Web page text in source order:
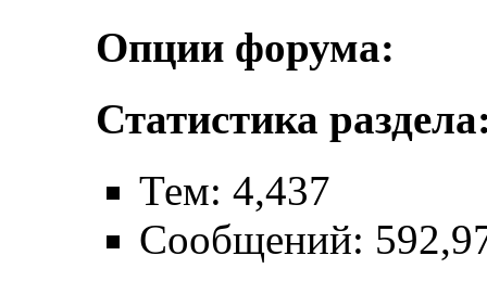
Опции форума:
Статистика
Тем: 4,437
Сообщений: